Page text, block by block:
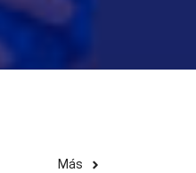
Más